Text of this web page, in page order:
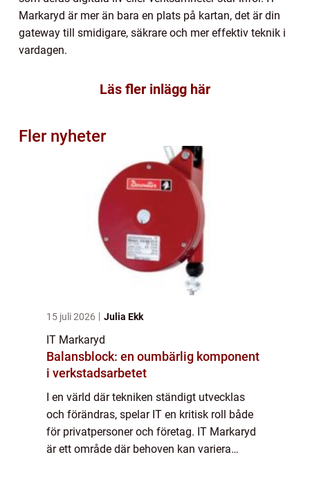
Markaryd är mer än bara en plats på kartan, det är din
gateway till smidigare, säkrare och mer effektiv teknik i
vardagen.
Läs fler inlägg här
Fler nyheter
15 juli 2026 Julia Ekk
IT Markaryd
Balansblock: en oumbärlig komponent
i verkstadsarbetet
I en värld där tekniken ständigt utvecklas
och förändras, spelar IT en kritisk roll både
för privatpersoner och företag. IT Markaryd
är ett område där behoven kan variera